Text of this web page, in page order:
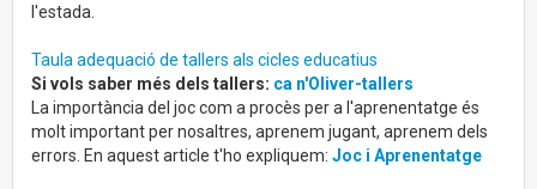
l'estada.
Taula adequació de tallers als cicles educatius
Si vols saber més dels tallers: ca n'Oliver-tallers
La importància del joc com a procès per a l'aprenentatge és
molt important per nosaltres, aprenem jugant, aprenem dels
errors. En aquest article t'ho expliquem: Joc i Aprenentatge